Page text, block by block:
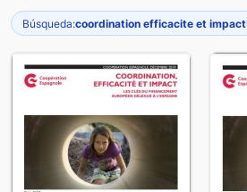
Búsqueda:coordination efficacite et impact